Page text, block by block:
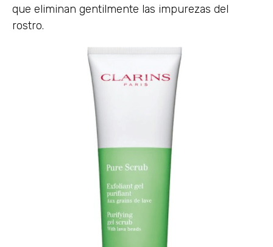
que eliminan gentilmente las impurezas del
rostro.